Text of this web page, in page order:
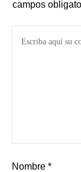
campos
Nombre *